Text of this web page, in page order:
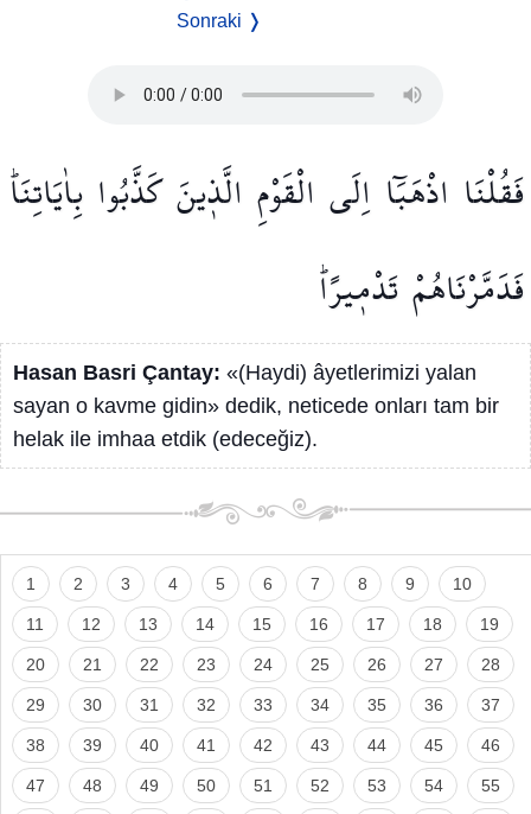
Sonraki ❭
فَقُلْنَا اذْهَبَٓا اِلَى الْقَوْمِ الَّذ۪ينَكَذَّبُوا بِاٰيَاتِنَاۜ
فَدَمَّرْنَاهُمْتَدْم۪يرًاۜ
Hasan Basri Çantay: «(Haydi) âyetlerimizi yalan
sayan o kavme gidin» dedik, neticede onları tam bir
helak ile imhaa etdik (edeceğiz).
1 2 3 4 5 6 7 8 9 10
11 12 13 14 15 16 17 18 19
20 21 22 23 24 25 26 27 28
29 30 31 32 33 34 35 36 37
38 39 40 41 42 43 44 45 46
47 48 49 50 51 52 53 54 55